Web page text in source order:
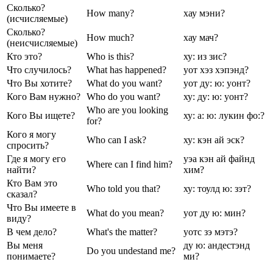
Сколько?
(исчисляемые)
How many?
хау мэни?
Сколько?
(неисчисляемые)
How much?
хау мач?
Кто это?
Who is this?
ху: из зис?
Что случилось?
What has happened?
уот хэз хэпэнд?
Что Вы хотите?
What do you want?
уот ду: ю: уонт?
Кого Вам нужно? Who do you want?
ху: ду: ю: уонт?
Кого Вы ищете?
Who are you looking
for?
ху: а: ю: лукин фо:?
Кого я могу
спросить?
Who can I ask?
ху: кэн ай эск?
Где я могу его
найти?
Where can I find him?
уэа кэн ай файнд
хим?
Кто Вам это
сказал?
Who told you that?
ху: тоулд ю: зэт?
Что Вы имеете в
виду?
What do you mean?
уот ду ю: мин?
В чем дело?
What's the matter?
уотс зэ мэтэ?
Вы меня
понимаете?
Do you undestand me?
ду ю: андестэнд
ми?